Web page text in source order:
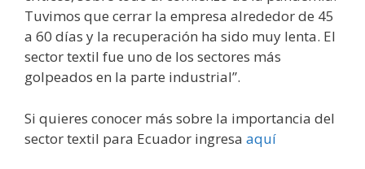
Tuvimos que cerrar la empresa alrededor de 45
a 60 días y la recuperación ha sido muy lenta. El
sector textil fue uno de los sectores más
golpeados en la parte industrial”.
Si quieres conocer más sobre la importancia del
sector textil para Ecuador ingresa aquí